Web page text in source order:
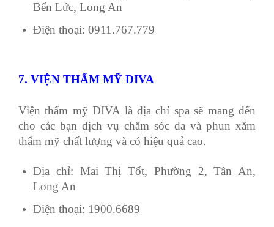
Bến Lức, Long An
Điện thoại: 0911.767.779
7. VIỆN THẨM MỸ DIVA
Viện thẩm mỹ DIVA là địa chỉ spa sẽ mang đến
cho các bạn dịch vụ chăm sóc da và phun xăm
thẩm mỹ chất lượng và có hiệu quả cao.
Địa chỉ: Mai Thị Tốt, Phường 2, Tân An,
Long An
Điện thoại: 1900.6689